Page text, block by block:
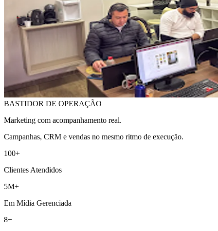
BASTIDOR DE OPERAÇÃO
Marketing com acompanhamento real.
Campanhas, CRM e vendas no mesmo ritmo de execução.
100+
Clientes Atendidos
5M+
Em Mídia Gerenciada
8+